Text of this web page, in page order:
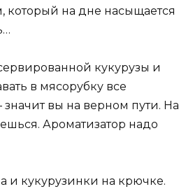
который на дне насыщается
кукурузы и
в мясорубку все
вы на верном пути. На
Ароматизатор надо
и кукурузинки на крючке.